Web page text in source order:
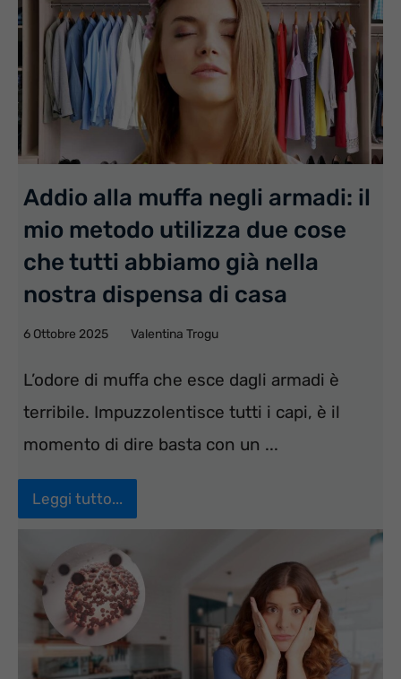
Addio alla muffa negli armadi: il
mio metodo utilizza due cose
che tutti abbiamo già nella
nostra dispensa di casa
6 Ottobre 2025 Valentina Trogu
L’odore di muffa che esce dagli armadi è
terribile. Impuzzolentisce tutti i capi, è il
momento di dire basta con un ...
Leggi tutto...